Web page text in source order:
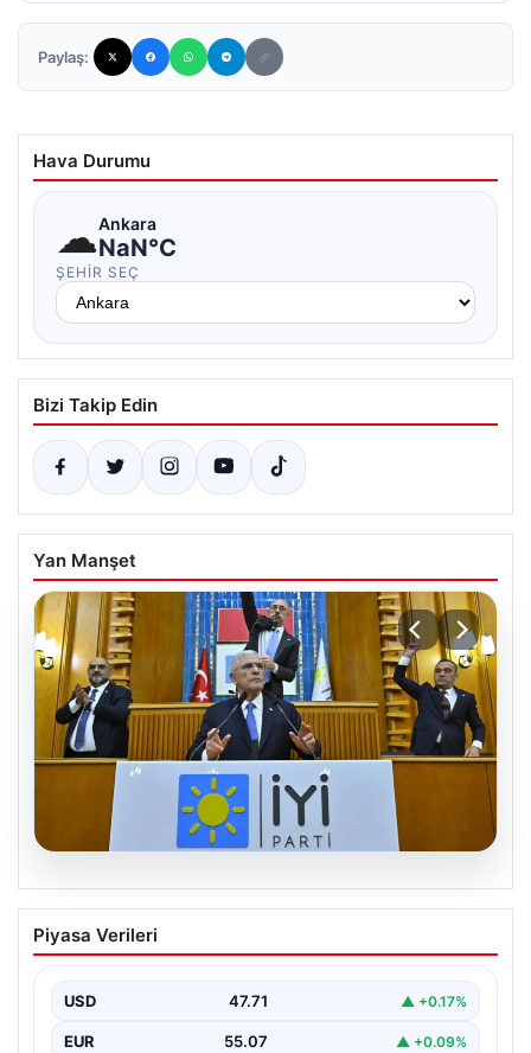
Paylaş:
Hava Durumu
☁Ankara
NaN°C
ŞEHIR SEÇ
Bizi Takip Edin
Yan Manşet
06.08.2026
İYİ Parti’den ‘çerçeve yasa’ teklifi için
Anayasa Komisyonuna başvuru
Piyasa Verileri
USD 47.71 ▲ +0.17%
EUR 55.07 ▲ +0.09%